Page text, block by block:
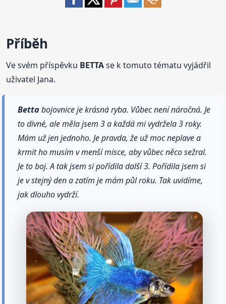
Příběh
Ve svém příspěvku BETTAse k tomuto tématu vyjádřil
uživatel Jana.
Bettabojovnice je krásná ryba. Vůbec není náročná. Je
to divné, ale měla jsem 3 a každá mi vydržela 3 roky.
Mám už jen jednoho. Je pravda, že už moc neplave a
krmit ho musím v menší misce, aby vůbec něco sežral.
Je to boj. A tak jsem si pořídila další 3. Pořídila jsem si
je v stejný den a zatím je mám půl roku. Tak uvidíme,
jak dlouho vydrží.